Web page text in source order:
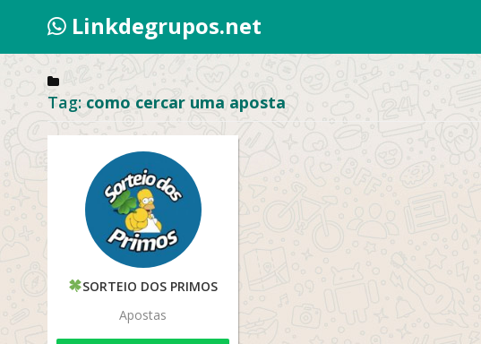
Linkdegrupos.net
Tag: como cercar uma aposta
SORTEIO DOS PRIMOS
Apostas